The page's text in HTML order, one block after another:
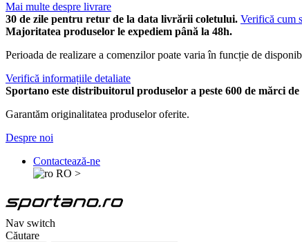
Mai multe despre livrare
30 de zile pentru retur de la data livrării coletului. Verifică cum
Majoritatea produselor le expediem până la 48h.
Perioada de realizare a comenzilor poate varia în funcție de
Verifică informațiile detaliate
Sportano este distribuitorul produselor a peste 600 de mărci de
Garantăm originalitatea produselor oferite.
Despre noi
Contactează-ne
RO >
Nav switch
Căutare